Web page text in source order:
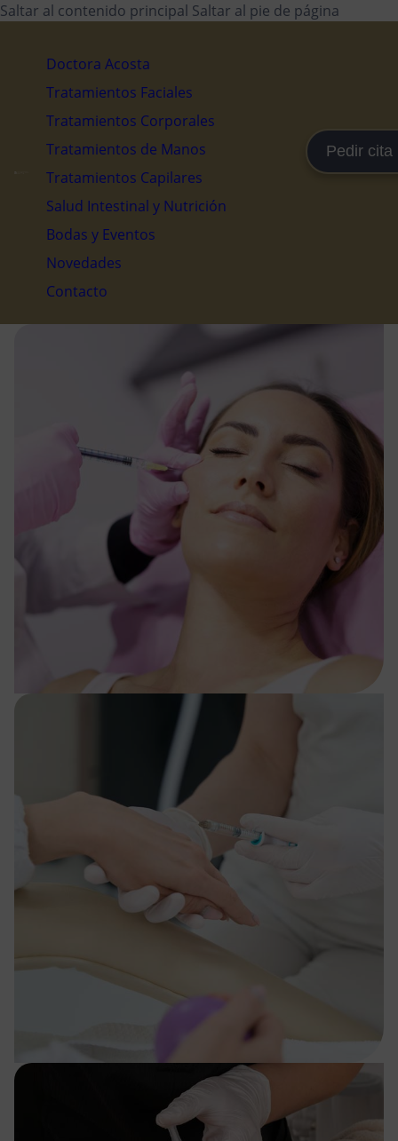
Saltar al contenido principal Saltar al pie de página
Doctora Acosta
Tratamientos Faciales
Tratamientos Corporales
Tratamientos de Manos
Tratamientos Capilares
Salud Intestinal y Nutrición
Bodas y Eventos
Novedades
Contacto
Pedir cita